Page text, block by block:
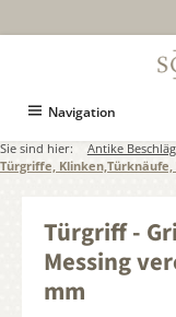
Navigation
Sie sind hier: Antike
Türgriffe, Klinken,Türknäufe,
Türgriff -
Messing
mm